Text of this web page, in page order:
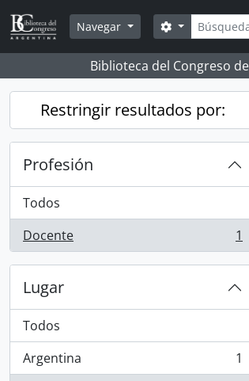
Skip to main content
Navegar
Search
Biblioteca del Congreso
Restringir resultados por:
Profesión
Todos
Docente
, 1 resultados 1
Lugar
Todos
Argentina
, 1 resultados
1